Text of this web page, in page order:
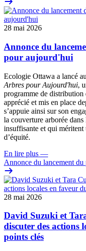
28 mai 2026
Annonce du
pour aujourd'hui
Ecologie Ottawa a lancé
Arbres pour Aujourd'hui,
programme de distribution
apprécié et mis en place
s’appuie ainsi sur son
la couverture arborée
insuffisante et qui
d’équité.
En lire plus —
Annonce du lancement
28 mai 2026
David Suzuki et
discuter des actions
points clés